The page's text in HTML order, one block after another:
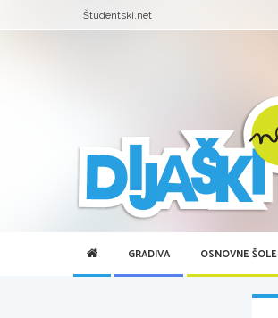
Študentski.net
GRADIVA OSNOVNE ŠOLE